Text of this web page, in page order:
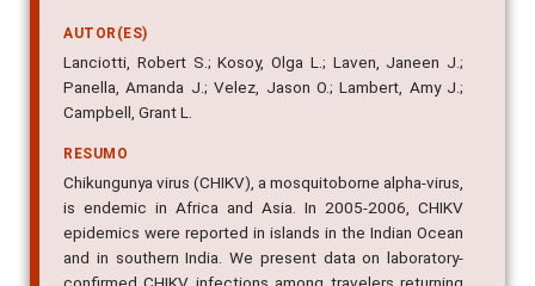
AUTOR(ES)
Lanciotti, Robert S.; Kosoy, Olga L.; Laven, Janeen J.;
Panella, Amanda J.; Velez, Jason O.; Lambert, Amy J.;
Campbell, Grant L.
RESUMO
Chikungunya virus (CHIKV), a mosquitoborne alpha-virus,
is endemic in Africa and Asia. In 2005-2006, CHIKV
epidemics were reported in islands in the Indian Ocean
and in southern India. We present data on laboratory-